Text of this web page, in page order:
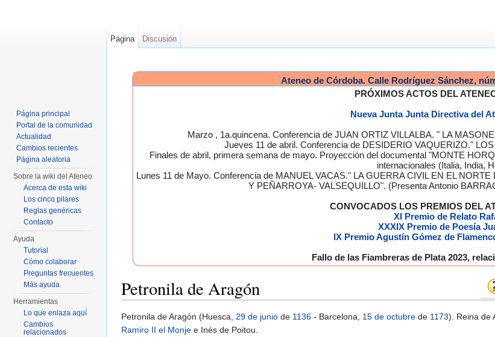
Ateneo de Córdoba. Calle Rodríguez Sánchez,
PRÓXIMOS ACTOS DEL
Nueva Junta Junta Directiva del
Marzo , 1a.quincena. Conferencia de JUAN ORTIZ VILLALBA. " LA
Jueves 11 de abril. Conferencia de DESIDERIO VAQUERIZO."
Finales de abril, primera semana de mayo. Proyección del documental "MONTE
internacionales (Italia, India,
Lunes 11 de Mayo. Conferencia de MANUEL VACAS." LA GUERRA CIVIL EN EL
Y PEÑARROYA- VALSEQUILLO". (Presenta Antonio
CONVOCADOS LOS PREMIOS DEL
XI Premio de Relato
XXXIX Premio de Poesía
IX Premio Agustín Gómez de
Fallo de las Fiambreras de Plata 2023,
Petronila de Aragón
Petronila de Aragón (Huesca, 29 de junio de 1136 - Barcelona, 15 de octubre de 1173). Reina de
Ramiro II el Monje e Inés de Poitou.
Página Discusión
Página principal
Portal de la comunidad
Actualidad
Cambios recientes
Página aleatoria
Sobre la wiki del Ateneo
Acerca de esta wiki
Los cinco pilares
Reglas genéricas
Contacto
Ayuda
Tutorial
Cómo colaborar
Preguntas frecuentes
Más ayuda
Herramientas
Lo que enlaza aquí
Cambios
relacionados